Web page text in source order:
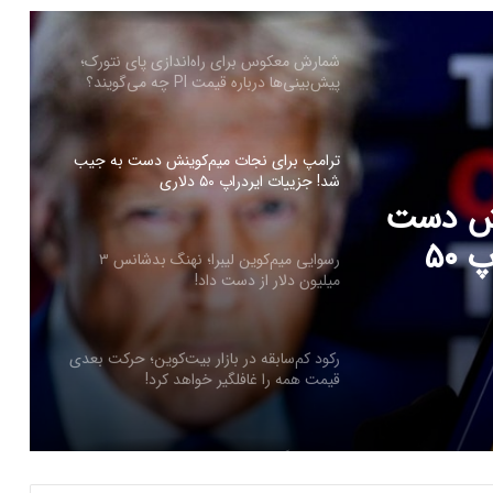
دست
به جیب شد! جزییات ایردراپ ۵۰
دست
ترامپ برای نجات میم‌کوینش دست به جیب
شد! جزییات ایردراپ ۵۰ دلاری
رسوایی میم‌کوین لیبرا؛ نهنگ بدشانس ۳
میلیون دلار از دست داد!
رکود کم‌سابقه در بازار بیت‌کوین؛ حرکت بعدی
قیمت همه را غافلگیر خواهد کرد!
جهش ناگهانی توکن هایپ با راه‌اندازی
HyperEVM؛ صعود به ۳۰ دلار نزدیک است؟
ارسال پیام هشداردهنده با سوزاندن اتریوم؛
کنترل مردم با چیپ‌های مغزی حقیقت دارد؟